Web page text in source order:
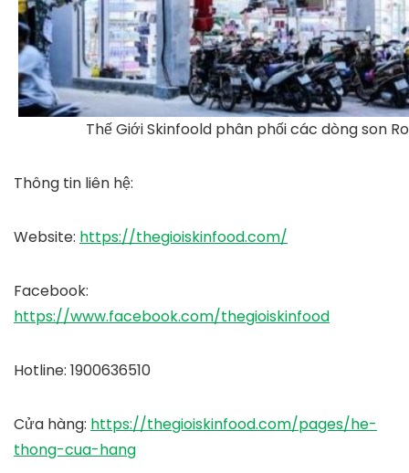
Thế Giới Skinfoold phân phối các dòng son
Thông tin liên hệ:
Website: https://thegioiskinfood.com/
Facebook:
https://www.facebook.com/thegioiskinfood
Hotline: 1900636510
Cửa hàng: https://thegioiskinfood.com/pages/he-
thong-cua-hang